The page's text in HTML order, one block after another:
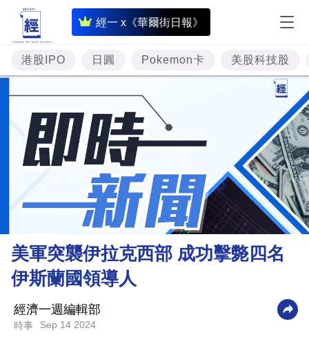
經一 x《華爾街日報》
即
時
財
經
專
題
投
資
樓
市
財
商
業
科
港股IPO 日圓 Pokemon卡 美股科技股
美軍突襲伊拉克西部 成功擊斃四名
伊斯蘭國領導人
經濟一週編輯部
時事 Sep 14 2024